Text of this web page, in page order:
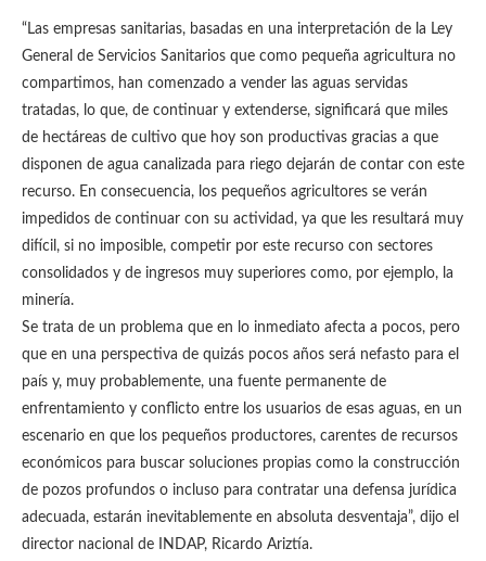
“Las empresas sanitarias, basadas en una interpretación de la Ley
General de Servicios Sanitarios que como pequeña agricultura no
compartimos, han comenzado a vender las aguas servidas
tratadas, lo que, de continuar y extenderse, significará que miles
de hectáreas de cultivo que hoy son productivas gracias a que
disponen de agua canalizada para riego dejarán de contar con este
recurso. En consecuencia, los pequeños agricultores se verán
impedidos de continuar con su actividad, ya que les resultará muy
difícil, si no imposible, competir por este recurso con sectores
consolidados y de ingresos muy superiores como, por ejemplo, la
minería.
Se trata de un problema que en lo inmediato afecta a pocos, pero
que en una perspectiva de quizás pocos años será nefasto para el
país y, muy probablemente, una fuente permanente de
enfrentamiento y conflicto entre los usuarios de esas aguas, en un
escenario en que los pequeños productores, carentes de recursos
económicos para buscar soluciones propias como la construcción
de pozos profundos o incluso para contratar una defensa jurídica
adecuada, estarán inevitablemente en absoluta desventaja”, dijo el
director nacional de INDAP, Ricardo Ariztía.